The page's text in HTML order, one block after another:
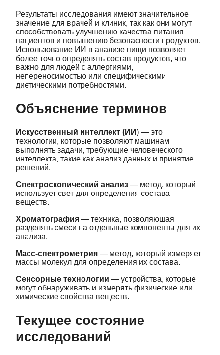
Результаты исследования имеют значительное
значение для врачей и клиник, так как они могут
способствовать улучшению качества питания
пациентов и повышению безопасности продуктов.
Использование ИИ в анализе пищи позволяет
более точно определять состав продуктов, что
важно для людей с аллергиями,
непереносимостью или специфическими
диетическими потребностями.
Объяснение терминов
Искусственный интеллект (ИИ) — это
технологии, которые позволяют машинам
выполнять задачи, требующие человеческого
интеллекта, такие как анализ данных и принятие
решений.
Спектроскопический анализ — метод, который
использует свет для определения состава
веществ.
Хроматография — техника, позволяющая
разделять смеси на отдельные компоненты для их
анализа.
Масс-спектрометрия — метод, который измеряет
массы молекул для определения их состава.
Сенсорные технологии — устройства, которые
могут обнаруживать и измерять физические или
химические свойства веществ.
Текущее состояние
исследований